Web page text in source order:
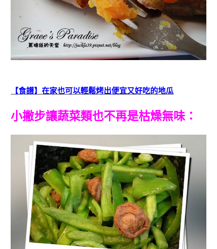
【食譜】在家也可以輕鬆烤出便宜又好吃的地瓜
小撇步讓蔬菜類也不再是枯燥無味：